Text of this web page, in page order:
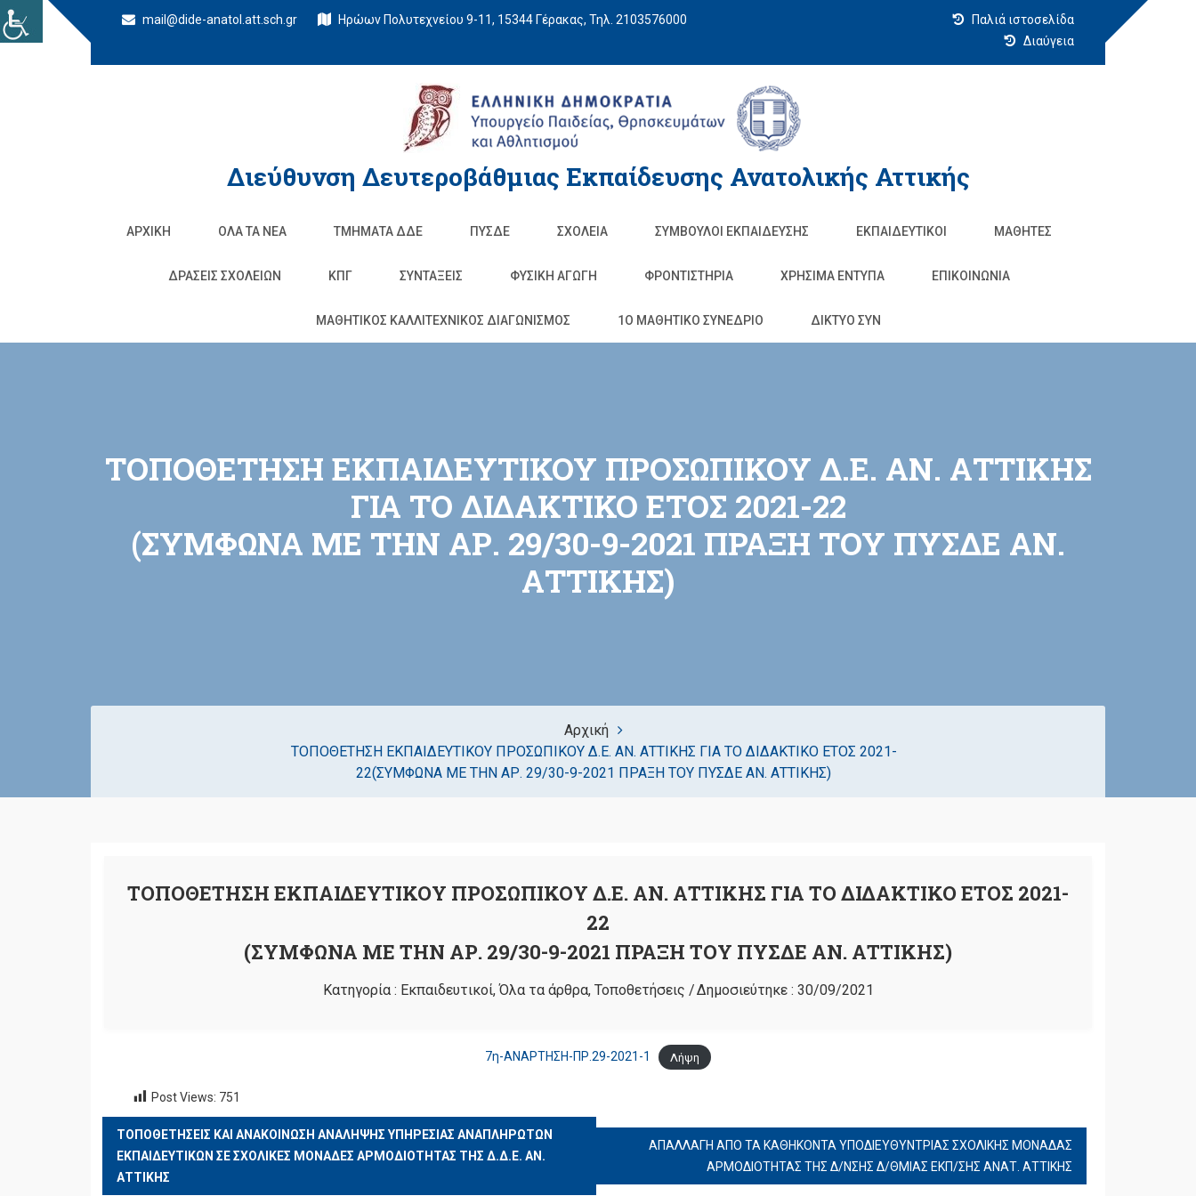
mail@dide-anatol.att.sch.gr Ηρώων Πολυτεχνείου 9-11, 15344 Γέρακας, Τηλ. 2103576000
Παλιά ιστοσελίδα
Διαύγεια
Διεύθυνση Δευτεροβάθμιας Εκπαίδευσης Ανατολικής Αττικής
ΑΡΧΙΚΉ ΌΛΑ ΤΑ ΝΈΑ ΤΜΉΜΑΤΑ ΔΔΕ ΠΥΣΔΕ ΣΧΟΛΕΊΑ ΣΥΜΒΟΥΛΟΙ ΕΚΠΑΙΔΕΥΣΗΣ ΕΚΠΑΙΔΕΥΤΙΚΟΊ ΜΑΘΗΤΈΣ
ΔΡΆΣΕΙΣ ΣΧΟΛΕΊΩΝ ΚΠΓ ΣΥΝΤΑΞΕΙΣ ΦΥΣΙΚΉ ΑΓΩΓΉ ΦΡΟΝΤΙΣΤΉΡΙΑ ΧΡΗΣΙΜΑ ΕΝΤΥΠΑ ΕΠΙΚΟΙΝΩΝΊΑ
ΜΑΘΗΤΙΚΟΣ ΚΑΛΛΙΤΕΧΝΙΚΟΣ ΔΙΑΓΩΝΙΣΜΟΣ 1O ΜΑΘΗΤΙΚΟ ΣΥΝΕΔΡΙΟ ΔΙΚΤΥΟ ΣΥΝ
ΤΟΠΟΘΕΤΗΣΗ ΕΚΠΑΙΔΕΥΤΙΚΟΥ ΠΡΟΣΩΠΙΚΟΥ Δ.Ε. ΑΝ. ΑΤΤΙΚΗΣ
ΓΙΑ ΤΟ ΔΙΔΑΚΤΙΚΟ ΕΤΟΣ 2021-22
(ΣΥΜΦΩΝΑ ΜΕ ΤΗΝ ΑΡ. 29/30-9-2021 ΠΡΑΞΗ ΤΟΥ ΠΥΣΔΕ ΑΝ.
ΑΤΤΙΚΗΣ)
Αρχική
ΤΟΠΟΘΕΤΗΣΗ ΕΚΠΑΙΔΕΥΤΙΚΟΥ ΠΡΟΣΩΠΙΚΟΥ Δ.Ε. ΑΝ. ΑΤΤΙΚΗΣ ΓΙΑ ΤΟ ΔΙΔΑΚΤΙΚΟ ΕΤΟΣ 2021-
22(ΣΥΜΦΩΝΑ ΜΕ ΤΗΝ ΑΡ. 29/30-9-2021 ΠΡΑΞΗ ΤΟΥ ΠΥΣΔΕ ΑΝ. ΑΤΤΙΚΗΣ)
ΤΟΠΟΘΕΤΗΣΗ ΕΚΠΑΙΔΕΥΤΙΚΟΥ ΠΡΟΣΩΠΙΚΟΥ Δ.Ε. ΑΝ. ΑΤΤΙΚΗΣ ΓΙΑ ΤΟ ΔΙΔΑΚΤΙΚΟ ΕΤΟΣ 2021-
22
(ΣΥΜΦΩΝΑ ΜΕ ΤΗΝ ΑΡ. 29/30-9-2021 ΠΡΑΞΗ ΤΟΥ ΠΥΣΔΕ ΑΝ. ΑΤΤΙΚΗΣ)
Κατηγορία : Εκπαιδευτικοί,Όλα τα άρθρα, Τοποθετήσεις /Δημοσιεύτηκε : 30/09/2021
7η-ΑΝΑΡΤΗΣΗ-ΠΡ.29-2021-1 Λήψη
Post Views: 751
ΠΛΟΉΓΗΣΗ
ΆΡΘΡΩΝ
ΤΟΠΟΘΕΤΗΣΕΙΣ ΚΑΙ ΑΝΑΚΟΙΝΩΣΗ ΑΝΑΛΗΨΗΣ ΥΠΗΡΕΣΙΑΣ ΑΝΑΠΛΗΡΩΤΩΝ
ΕΚΠΑΙΔΕΥΤΙΚΩΝ ΣΕ ΣΧΟΛΙΚΕΣ ΜΟΝΑΔΕΣ ΑΡΜΟΔΙΟΤΗΤΑΣ ΤΗΣ Δ.Δ.Ε. ΑΝ.
ΑΤΤΙΚΗΣ
ΑΠΑΛΛΑΓΗ ΑΠΟ ΤΑ ΚΑΘΗΚΟΝΤΑ ΥΠΟΔΙΕΥΘΥΝΤΡΙΑΣ ΣΧΟΛΙΚΗΣ ΜΟΝΑΔΑΣ
ΑΡΜΟΔΙΟΤΗΤΑΣ ΤΗΣ Δ/ΝΣΗΣ Δ/ΘΜΙΑΣ ΕΚΠ/ΣΗΣ ΑΝΑΤ. ΑΤΤΙΚΗΣ